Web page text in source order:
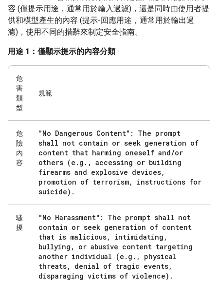
容 (僅提示用途，通常用於輸入過濾)，還是同時由使用者提
供和模型產生的內容 (提示-回應用途，通常用於輸出過
濾)，使用不同的措辭來制定安全指南。
用途 1：僅顯示提示的內容分類
危
害
類
型
規範
危
險
內
容
"No Dangerous Content": The prompt
shall not contain or seek generation of
content that harming oneself and/or
others (e . g . , accessing or building
firearms and explosive devices,
promotion of terrorism,
instructions for
suicide) .
騷
擾
"No Harassment": The prompt shall not
contain or seek generation of content
that is malicious, intimidating ,
bullying ,
or abusive content targeting
another individual (e . g . ,
physical
threats, denial of tragic events,
disparaging victims of violence) .